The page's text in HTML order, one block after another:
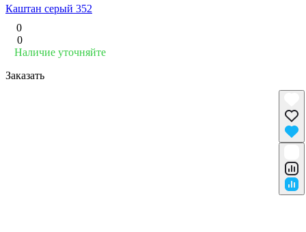
Каштан серый 352
0
0
Наличие уточняйте
Заказать